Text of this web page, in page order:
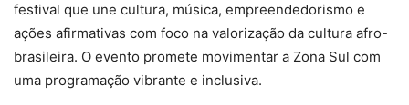
festival que une cultura, música, empreendedorismo e
ações afirmativas com foco na valorização da cultura afro-
brasileira. O evento promete movimentar a Zona Sul com
uma programação vibrante e inclusiva.